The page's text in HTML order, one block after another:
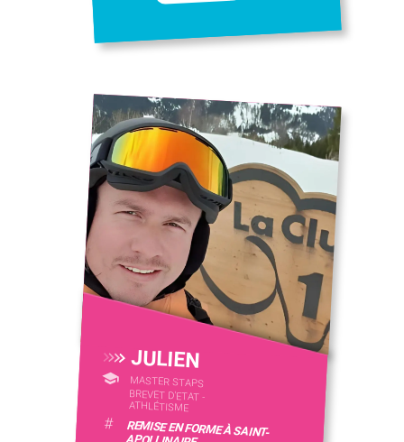
JULIEN
MASTER STAPS
BREVET D'ETAT -
ATHLÉTISME
# REMISE EN FORME À SAINT-